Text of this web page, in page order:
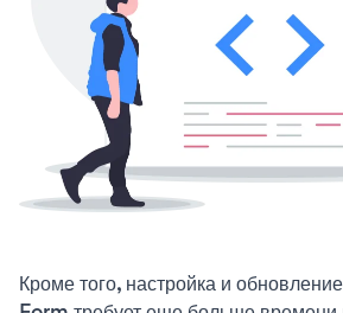
Кроме того, настройка и